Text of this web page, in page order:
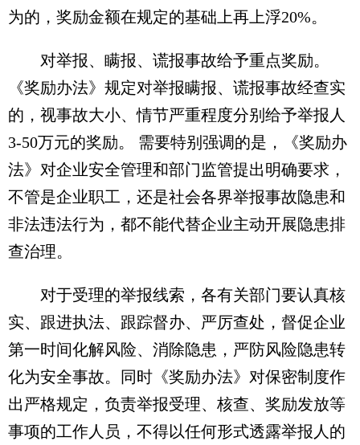
为的，奖励金额在规定的基础上再上浮20%。
对举报、瞒报、谎报事故给予重点奖励。
《奖励办法》规定对举报瞒报、谎报事故经查实
的，视事故大小、情节严重程度分别给予举报人
3-50万元的奖励。 需要特别强调的是，《奖励办
法》对企业安全管理和部门监管提出明确要求，
不管是企业职工，还是社会各界举报事故隐患和
非法违法行为，都不能代替企业主动开展隐患排
查治理。
对于受理的举报线索，各有关部门要认真核
实、跟进执法、跟踪督办、严厉查处，督促企业
第一时间化解风险、消除隐患，严防风险隐患转
化为安全事故。同时《奖励办法》对保密制度作
出严格规定，负责举报受理、核查、奖励发放等
事项的工作人员，不得以任何形式透露举报人的